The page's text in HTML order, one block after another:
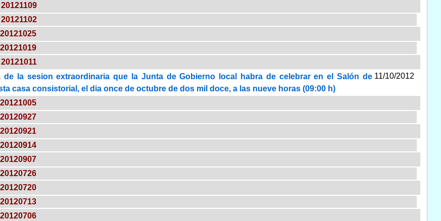
20121109
20121102
20121025
20121019
20121011
de la sesion extraordinaria que la Junta de Gobierno local habra de celebrar en el Salón de
casa consistorial, el dia once de octubre de dos mil doce, a las nueve horas (09:00 h)
11/10/2012
20121005
20120927
20120921
20120914
20120907
20120726
20120720
20120713
20120706